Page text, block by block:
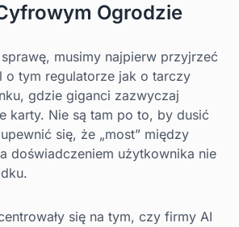
Ogrodzie
musimy najpierw przyjrzeć
o tym regulatorze jak o tarczy
gdzie giganci zazwyczaj
karty. Nie są tam po to, by dusić
się, że „most” między
doświadczeniem użytkownika nie
się na tym, czy firmy AI